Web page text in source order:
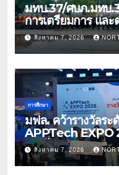
มทบ.37/ศบภ.มทบ
การเตรียมการ แล
ด้านการบรรเทาสา
สิงหาคม 7, 2026
การศึกษา
มฟล. คว้ารางวัลระ
APPTech EXPO
สมุนไพร ขับเคลื่อน
พาณิชย์
สิงหาคม 7, 2026